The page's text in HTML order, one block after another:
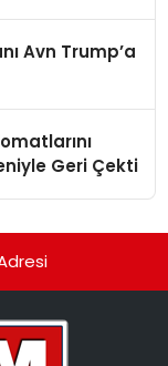
Avn Trump’a
Geri Çekti